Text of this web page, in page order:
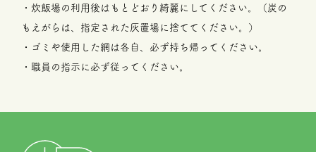
・炊飯場の利用後はもとどおり綺麗にしてください。（炭の
もえがらは、指定された灰置場に捨ててください。）
・ゴミや使用した網は各自、必ず持ち帰ってください。
・職員の指示に必ず従ってください。